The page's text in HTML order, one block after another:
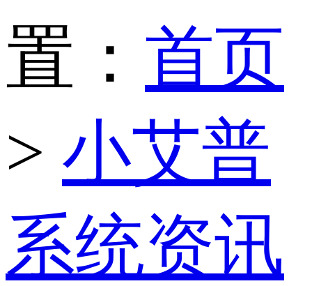
置： 首页
> 小艾普
系统资讯